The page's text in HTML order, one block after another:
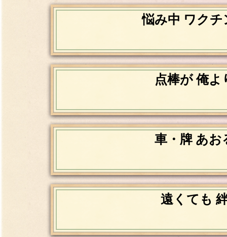
悩み中 ワクチ
点棒が 俺
車・牌 あお
遠くても